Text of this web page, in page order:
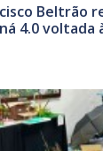
Beltrão
4.0